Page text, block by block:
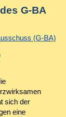
G-BA
(G-BA)
sich der
eine